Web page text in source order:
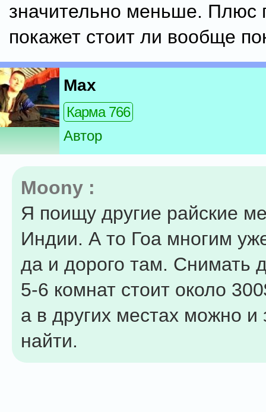
значительно меньше. Плюс
покажет стоит ли вообще
Max
Карма 766
Автор
Moony :
Я поищу другие райские
Индии. А то Гоа многим
да и дорого там. Снимать
5-6 комнат стоит около
а в других местах можно и
найти.